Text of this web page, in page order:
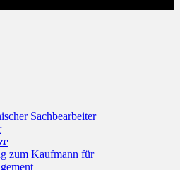
Sachbearbeiter
zum Kaufmann für